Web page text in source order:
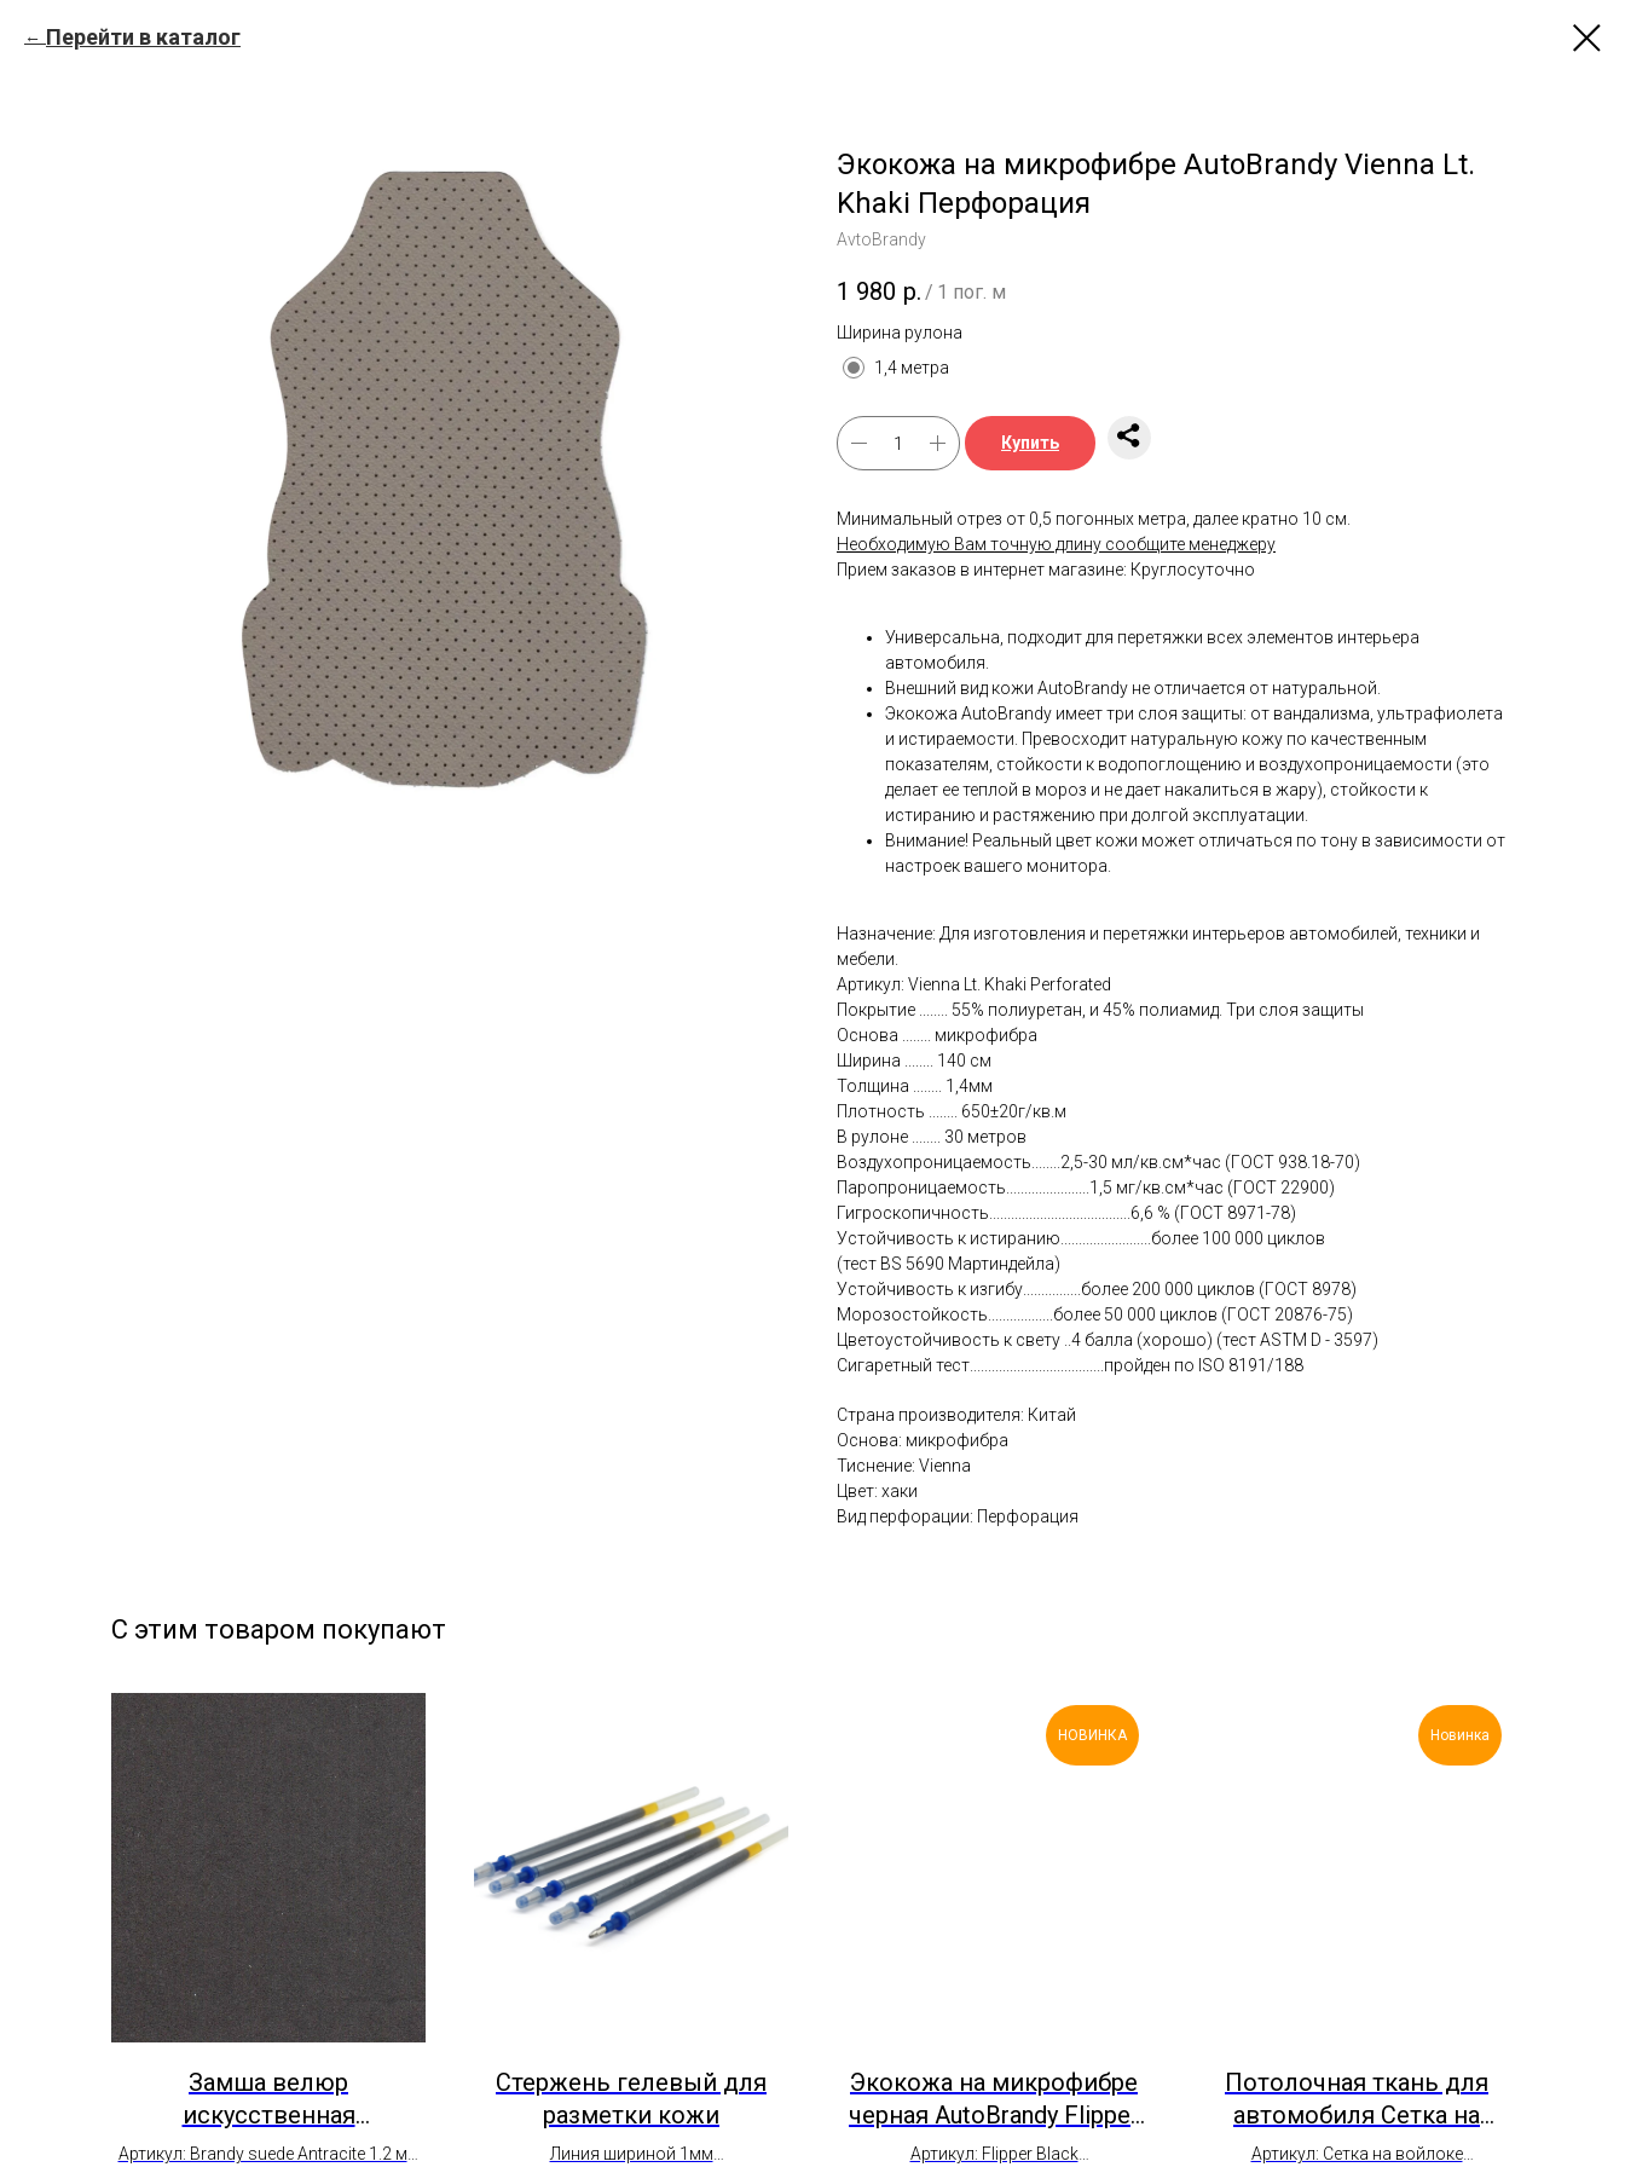
Перейти в каталог
Экокожа на микрофибре AutoBrandy Vienna Lt.
Khaki Перфорация
AvtoBrandy
1 980 р. / 1 пог. м
Ширина рулона
1,4 метра
Купить
Минимальный отрез от 0,5 погонных метра, далее кратно 10 см.
Необходимую Вам точную длину сообщите менеджеру
Прием заказов в интернет магазине: Круглосуточно
Универсальна, подходит для перетяжки всех элементов интерьера
автомобиля.
Внешний вид кожи AutoBrandy не отличается от натуральной.
Экокожа AutoBrandy имеет три слоя защиты: от вандализма, ультрафиолета
и истираемости. Превосходит натуральную кожу по качественным
показателям, стойкости к водопоглощению и воздухопроницаемости (это
делает ее теплой в мороз и не дает накалиться в жару), стойкости к
истиранию и растяжению при долгой эксплуатации.
Внимание! Реальный цвет кожи может отличаться по тону в зависимости от
настроек вашего монитора.
Назначение: Для изготовления и перетяжки интерьеров автомобилей, техники и
мебели.
Артикул: Vienna Lt. Khaki Perforated
Покрытие ........ 55% полиуретан, и 45% полиамид. Три слоя защиты
Основа ........ микрофибра
Ширина ........ 140 см
Толщина ........ 1,4мм
Плотность ........ 650±20г/кв.м
В рулоне ........ 30 метров
Воздухопроницаемость........2,5-30 мл/кв.см*час (ГОСТ 938.18-70)
Паропроницаемость.......................1,5 мг/кв.см*час (ГОСТ 22900)
Гигроскопичность.......................................6,6 % (ГОСТ 8971-78)
Устойчивость к истиранию.........................более 100 000 циклов
(тест BS 5690 Мартиндейла)
Устойчивость к изгибу................более 200 000 циклов (ГОСТ 8978)
Морозостойкость..................более 50 000 циклов (ГОСТ 20876-75)
Цветоустойчивость к свету ..4 балла (хорошо) (тест ASTM D - 3597)
Сигаретный тест.....................................пройден по ISO 8191/188
Страна производителя: Китай
Основа: микрофибра
Тиснение: Vienna
Цвет: хаки
Вид перфорации: Перфорация
С этим товаром покупают
Замша велюр
искусственная
автомобильная AutoBrandy
Артикул: Brandy suede Antracite 1.2 мм
Стержень гелевый для
разметки кожи
Линия шириной 1мм
НОВИНКА
Экокожа на микрофибре
черная AutoBrandy Flipper
Black Псевдоперфорация
Артикул: Flipper Black
Новинка
Потолочная ткань для
автомобиля Сетка на
войлоке
Артикул: Сетка на войлоке